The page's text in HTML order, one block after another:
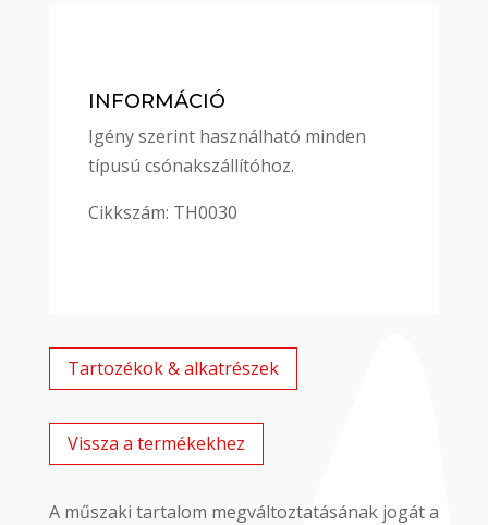
INFORMÁCIÓ
Igény szerint használható minden
típusú csónakszállítóhoz.
Cikkszám: TH0030
Tartozékok & alkatrészek
Vissza a termékekhez
A műszaki tartalom megváltoztatásának jogát a